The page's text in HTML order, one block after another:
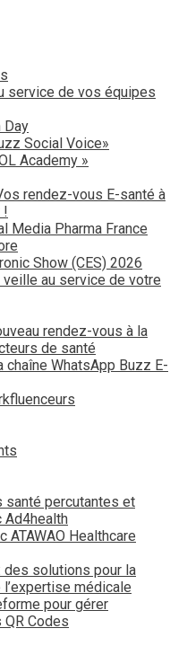
service de vos équipes
Day
Social Voice»
Academy »
rendez-vous E-santé à
!
Media Pharma France
Show (CES) 2026
veille au service de votre
rendez-vous à la
de santé
chaîne WhatsApp Buzz E-
santé percutantes et
Ad4health
ATAWAO Healthcare
des solutions pour la
médicale
pour gérer
Codes